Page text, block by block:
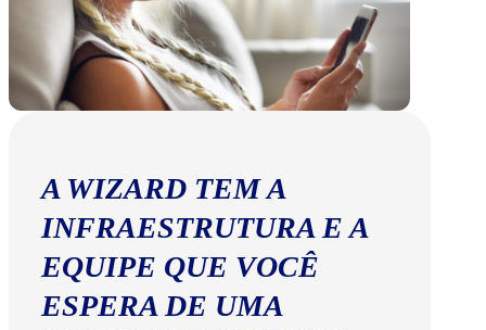
A WIZARD TEM A
INFRAESTRUTURA E A
EQUIPE QUE VOCÊ
ESPERA DE UMA